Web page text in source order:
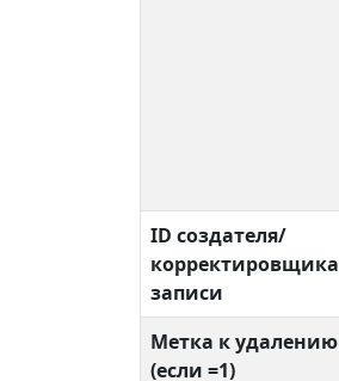
ID создателя/
корректировщика
записи
Метка к удалению
(если =1)